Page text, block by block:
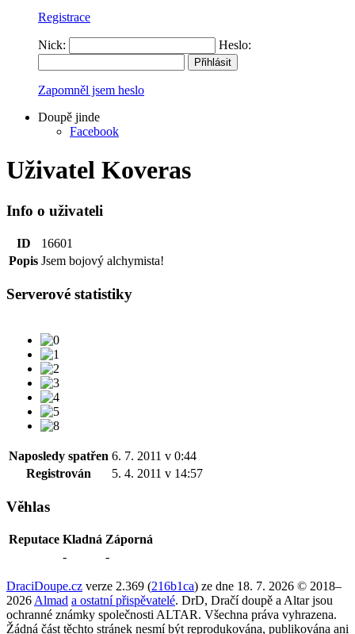
Registrace
Nick: Heslo:
Zapomněl jsem heslo
Doupě jinde
Facebook
Uživatel Koveras
Info o uživateli
ID
16601
Popis Jsem bojový alchymista!
Serverové statistiky
Naposledy spatřen 6. 7. 2011 v 0:44
Registrován
5. 4. 2011 v 14:57
Věhlas
Reputace Kladná Záporná
-
-
DraciDoupe.cz verze 2.369 (216b1ca) ze dne 18. 7. 2026 © 2018–
2026 Almad a ostatní přispěvatelé. DrD, Dračí doupě a Altar jsou
ochranné známky společnosti ALTAR. Všechna práva vyhrazena.
Žádná část těchto stránek nesmí být reprodukována, publikována ani